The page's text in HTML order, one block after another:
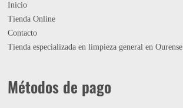
Inicio
Tienda Online
Contacto
Tienda especializada en limpieza general en Ourense
Métodos de pago